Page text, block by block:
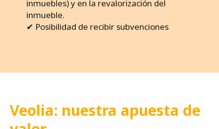
inmuebles) y en la revalorización del
inmueble.
✔ Posibilidad de recibir subvenciones
Veolia: nuestra apuesta de